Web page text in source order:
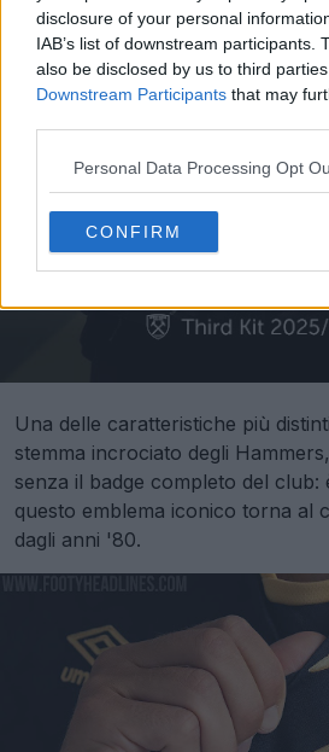
disclosure of your personal
IAB’s list of downstream participants.
also be disclosed by us to third
Downstream Participants that may
Personal Data Processing Opt
CONFIRM
Una delle caratteristiche più
stemma incrociato degli
senza il badge completo del club:
questo emblema iconico torna al
dagli anni '80.